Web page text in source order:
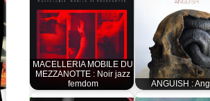
MACELLERIA MOBILE DU
MEZZANOTTE : Noir jazz
femdom
ANGUISH :